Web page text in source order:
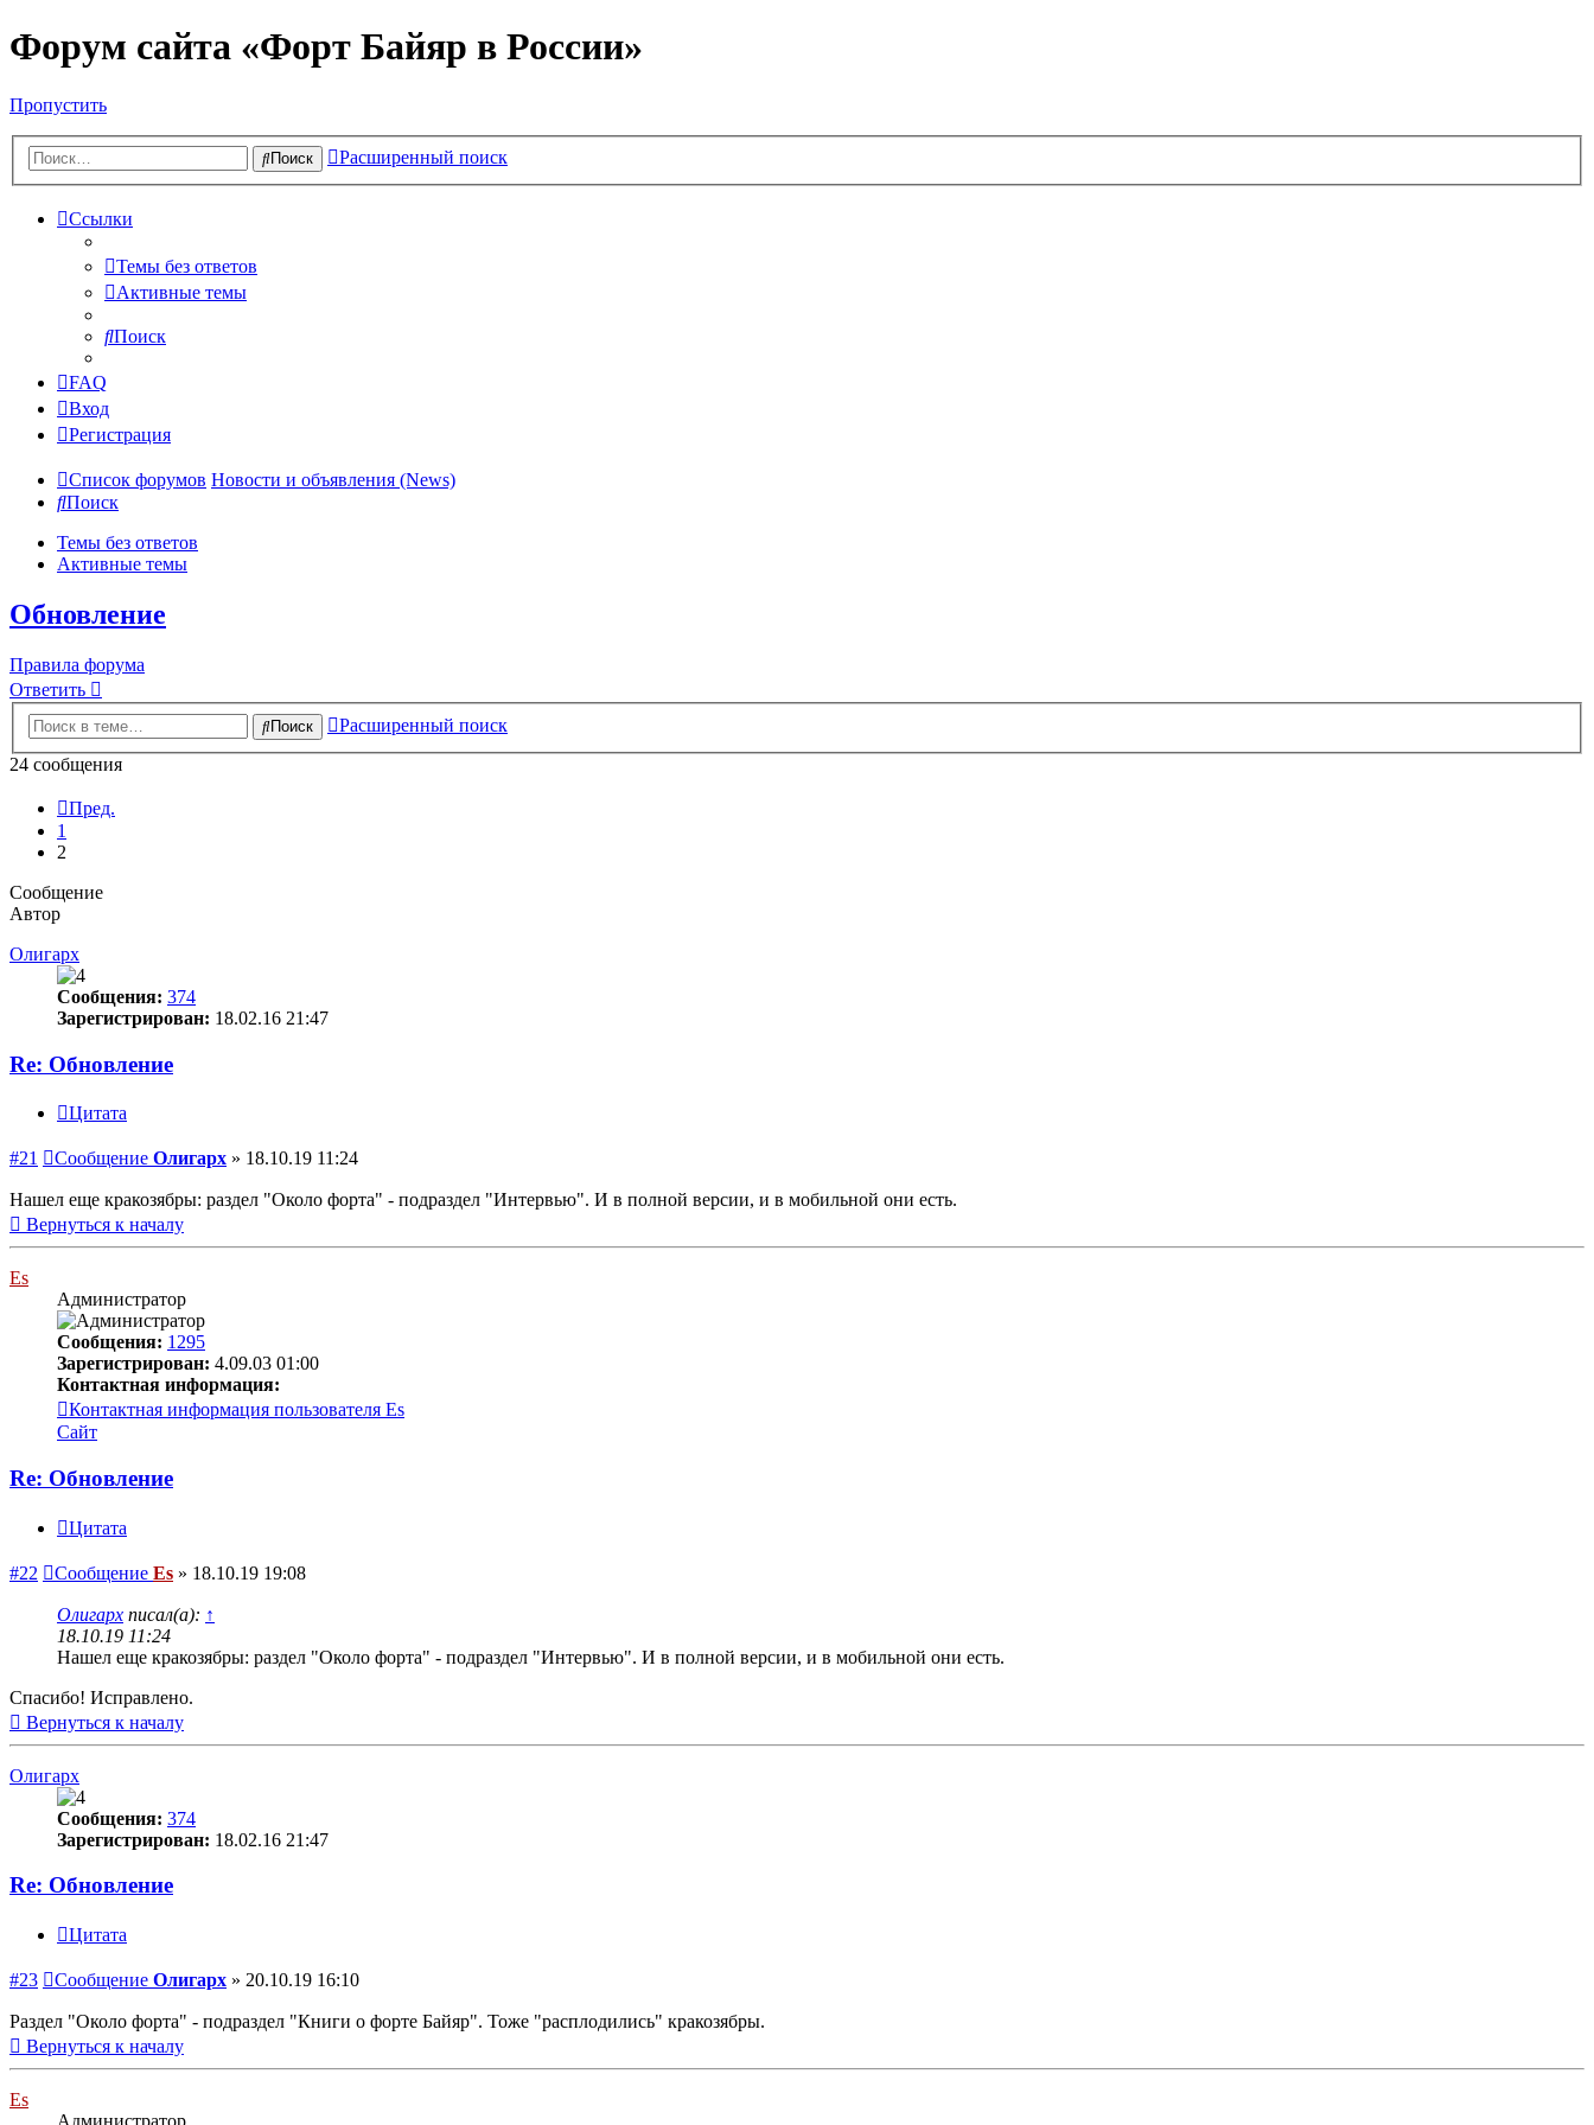
Форум сайта «Форт Байяр в России»
Пропустить
Поиск Расширенный поиск
Ссылки
Темы без ответов
Активные темы
Поиск
FAQ
Вход
Регистрация
Список форумов Новости и объявления (News)
Поиск
Темы без ответов
Активные темы
Обновление
Правила форума
Ответить
Поиск
Расширенный поиск
24 сообщения
Пред.
1
2
Сообщение
Автор
Олигарх
Сообщения: 374
Зарегистрирован: 18.02.16 21:47
Re: Обновление
Цитата
#21 Сообщение Олигарх » 18.10.19 11:24
Нашел еще кракозябры: раздел "Около форта" - подраздел "Интервью". И в полной версии, и в мобильной они есть.
Вернуться к началу
Es
Администратор
Сообщения: 1295
Зарегистрирован: 4.09.03 01:00
Контактная информация:
Контактная информация пользователя Es
Сайт
Re: Обновление
Цитата
#22 Сообщение Es » 18.10.19 19:08
Олигарх писал(а): ↑
18.10.19 11:24
Нашел еще кракозябры: раздел "Около форта" - подраздел "Интервью". И в полной версии, и в мобильной они есть.
Спасибо! Исправлено.
Вернуться к началу
Олигарх
Сообщения: 374
Зарегистрирован: 18.02.16 21:47
Re: Обновление
Цитата
#23 Сообщение Олигарх » 20.10.19 16:10
Раздел "Около форта" - подраздел "Книги о форте Байяр". Тоже "расплодились" кракозябры.
Вернуться к началу
Es